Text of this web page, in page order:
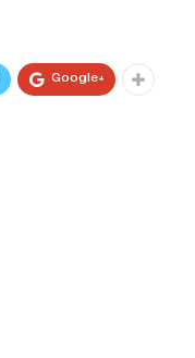
Google+